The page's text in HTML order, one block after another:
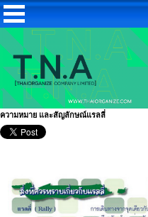
ความหมาย และสัญลักษณ์แรลลี่